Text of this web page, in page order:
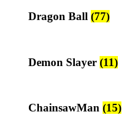
Dragon Ball (77)
Demon Slayer (11)
ChainsawMan (15)